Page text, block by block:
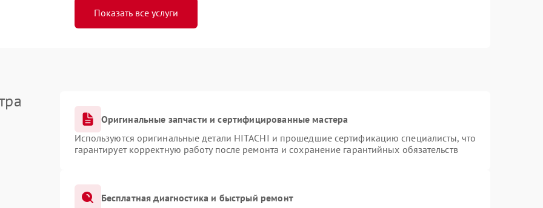
Показать все услуги
Оригинальные запчасти и сертифицированные мастера
Используются оригинальные детали HITACHI и прошедшие сертификацию специалисты, что
гарантирует корректную работу после ремонта и сохранение гарантийных обязательств
Бесплатная диагностика и быстрый ремонт